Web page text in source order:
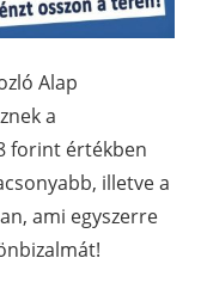
Alap
a
forint értékben
illetve a
ami egyszerre